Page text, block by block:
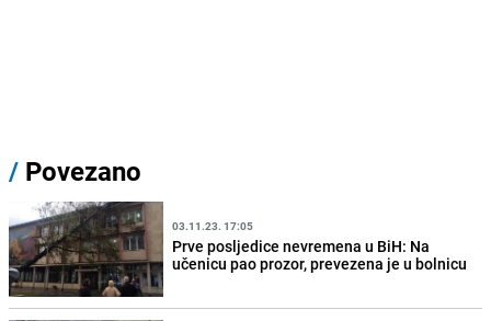
/ Povezano
03.11.23. 17:05
Prve posljedice nevremena u BiH: Na
učenicu pao prozor, prevezena je u bolnicu